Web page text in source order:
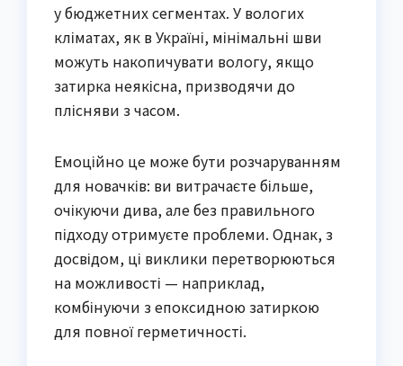
у бюджетних сегментах. У вологих
кліматах, як в Україні, мінімальні шви
можуть накопичувати вологу, якщо
затирка неякісна, призводячи до
плісняви з часом.
Емоційно це може бути розчаруванням
для новачків: ви витрачаєте більше,
очікуючи дива, але без правильного
підходу отримуєте проблеми. Однак, з
досвідом, ці виклики перетворюються
на можливості — наприклад,
комбінуючи з епоксидною затиркою
для повної герметичності.